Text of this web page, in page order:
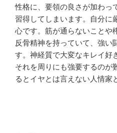
性格に、要領の良さが加わっ
習得してしまいます。自分に
心です。筋が通らないことや
反骨精神を持っていて、強い
す。神経質で大変なキレイ好
それを周りにも強要するのが
るとイヤとは言えない人情家